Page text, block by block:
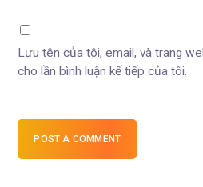
Lưu tên của tôi, email, và trang
cho lần bình luận kế tiếp của tôi.
POST A COMMENT